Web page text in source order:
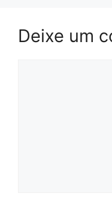
Deixe um